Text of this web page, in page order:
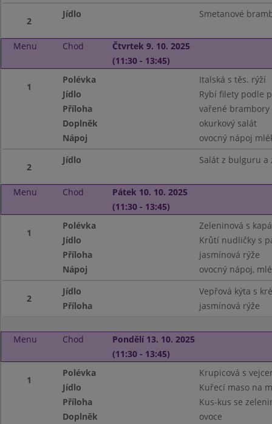
2
Jídlo Smetanové
Menu Chod
Čtvrtek 9. 10. 2025
(11:30 - 13:45)
1
Polévka
Italská s těs. rýží
Jídlo
Rybí filety podle
Příloha
vařené brambory
Doplněk
okurkový salát
Nápoj
ovocný nápoj
2
Jídlo Salát z bulguru a
Menu Chod
Pátek 10. 10. 2025
(11:30 - 13:45)
1
Polévka
Zeleninová s
Jídlo
Krůtí nudličky s
Příloha
jasmínová rýže
Nápoj
ovocný nápoj,
2
Jídlo
Vepřová kýta s
Příloha
jasmínová rýže
Menu Chod
Pondělí 13. 10. 2025
(11:30 - 13:45)
1
Polévka
Krupicová s
Jídlo
Kuřecí maso na
Příloha
Kus-kus se
Doplněk
ovoce